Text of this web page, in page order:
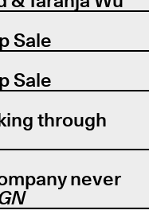
Sale
Sale
through
never